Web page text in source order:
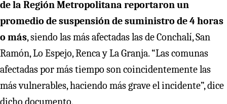
de la Región Metropolitana reportaron un
promedio de suspensión de suministro de 4 horas
o más, siendo las más afectadas las de Conchalí, San
Ramón, Lo Espejo, Renca y La Granja. “Las comunas
afectadas por más tiempo son coincidentemente las
más vulnerables, haciendo más grave el incidente”, dice
dicho documento.